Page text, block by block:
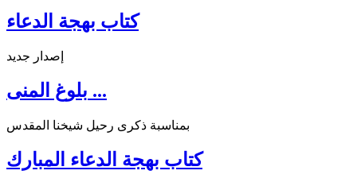
كتاب بهجة الدعاء
إصدار جديد
بلوغ المنى ...
بمناسبة ذكرى رحيل شيخنا المقدس
كتاب بهجة الدعاء المبارك